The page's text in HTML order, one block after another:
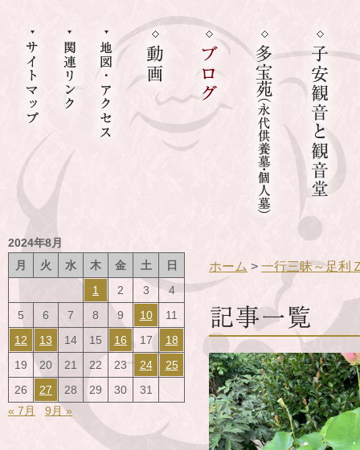
2024年8月
月
火 水 木 金 土
日
1
2 3
4
5
6 7 8 9 10
11
12
13 14 15 16 17
18
19
20 21 22 23 24
25
26
27 28 29 30
31
« 7月
9月 »
ホーム > 一行三昧～足利